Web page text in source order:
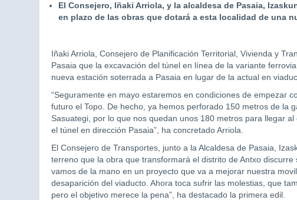
El Consejero, Iñaki Arriola, y la alcaldesa de Pasaia,
en plazo de las obras que dotará a esta localidad de una
Iñaki Arriola, Consejero de Planificación Territorial, Vivienda y
Pasaia que la excavación del túnel en línea de la variante
nueva estación soterrada a Pasaia en lugar de la actual en
“Seguramente en mayo estaremos en condiciones de empezar
futuro el Topo. De hecho, ya hemos perforado 150 metros de la
Sasuategi, por lo que nos quedan unos 180 metros para llegar
el túnel en dirección Pasaia”, ha concretado Arriola.
El Consejero de Transportes, junto a la Alcaldesa de Pasaia,
terreno que la obra que transformará el distrito de Antxo
vamos de la mano en un proyecto que va a mejorar nuestra
desaparición del viaducto. Ahora toca sufrir las molestias, que
pero el objetivo merece la pena”, ha destacado la primera edil.